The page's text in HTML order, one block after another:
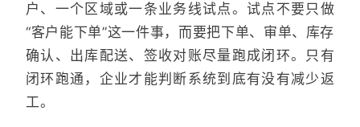
户、一个区域或一条业务线试点。试点不要只做
“客户能下单”这一件事，而要把下单、审单、库存
确认、出库配送、签收对账尽量跑成闭环。只有
闭环跑通，企业才能判断系统到底有没有减少返
工。